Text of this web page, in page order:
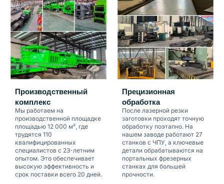
Производственный
комплекс
Мы работаем на
производственной площадке
площадью 12 000 м², где
трудятся 110
квалифицированных
специалистов с 23-летним
опытом. Это обеспечивает
высокую эффективность и
срок поставки всего 20 дней.
Прецизионная
обработка
После лазерной резки
заготовки проходят точную
обработку поэтапно. На
нашем заводе работают 27
станков с ЧПУ, а ключевые
детали обрабатываются на
портальных фрезерных
станках для большей
прочности.